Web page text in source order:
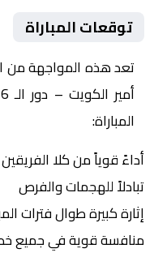
توقعات المباراة
تعد هذه المواجهة من
المباراة:
أداءً قوياً من كلا الفريقين
تبادلاً للهجمات والفرص
إثارة كبيرة طوال فترات
منافسة قوية في جميع